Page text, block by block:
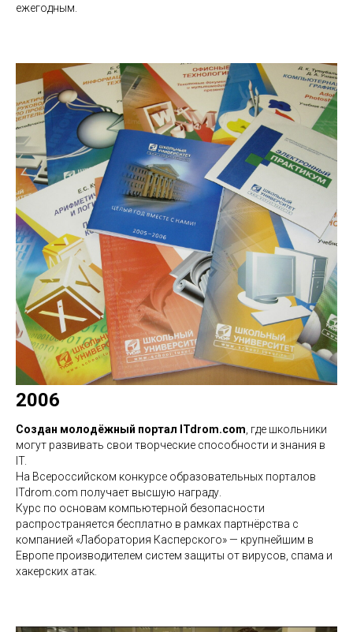
ежегодным.
2006
Создан молодёжный портал ITdrom.com , где школьники
могут развивать свои творческие способности и знания в
IT.
На Всероссийском конкурсе образовательных порталов
ITdrom.com получает высшую награду.
Курс по основам компьютерной безопасности
распространяется бесплатно в рамках партнёрства с
компанией «Лаборатория Касперского» — крупнейшим в
Европе производителем систем защиты от вирусов, спама и
хакерских атак.